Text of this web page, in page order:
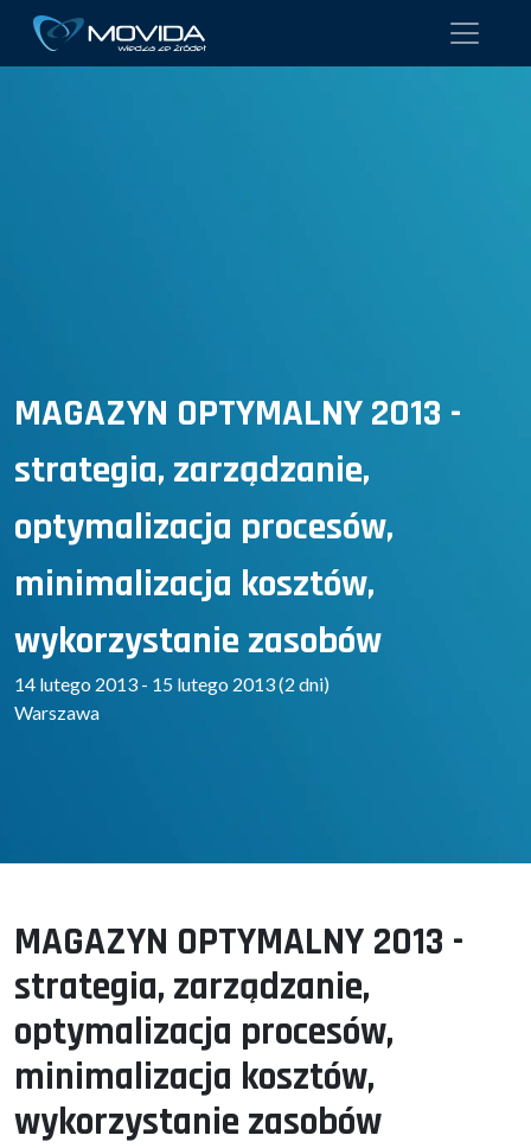
MAGAZYN OPTYMALNY 2013 -
strategia, zarządzanie,
optymalizacja procesów,
minimalizacja kosztów,
wykorzystanie zasobów
14 lutego 2013 - 15 lutego 2013 (2 dni)
Warszawa
MAGAZYN OPTYMALNY 2013 -
strategia, zarządzanie,
optymalizacja procesów,
minimalizacja kosztów,
wykorzystanie zasobów